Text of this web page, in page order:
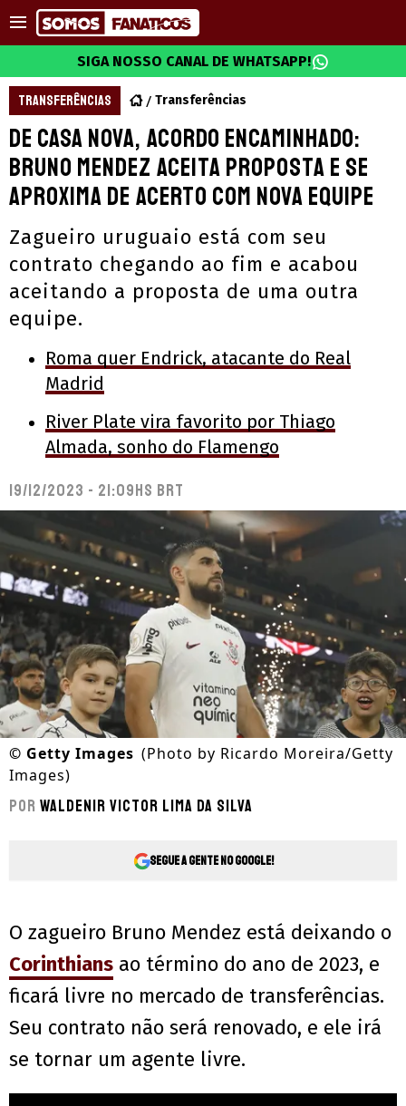
SIGA NOSSO CANAL DE WHATSAPP!
TRANSFERÊNCIAS Transferências
De casa nova, acordo encaminhado:
Bruno Mendez aceita proposta e se
aproxima de acerto com nova equipe
Zagueiro uruguaio está com seu
contrato chegando ao fim e acabou
aceitando a proposta de uma outra
equipe.
Roma quer Endrick, atacante do Real
Madrid
River Plate vira favorito por Thiago
Almada, sonho do Flamengo
19/12/2023 - 21:09hs BRT
© Getty Images (Photo by Ricardo Moreira/Getty
Images)
Por Waldenir Victor Lima Da Silva
Segue a gente no Google!
O zagueiro Bruno Mendez está deixando o
Corinthians ao término do ano de 2023, e
ficará livre no mercado de transferências.
Seu contrato não será renovado, e ele irá
se tornar um agente livre.